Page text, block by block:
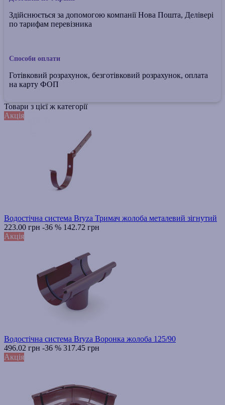
Здійснюється за допомогою компанії Нова Пошта, Делівері
по тарифам перевізника
Способи оплати
Готівковий розрахунок, безготівковий розрахунок, оплата
на карту ФОП
Товари з цієї ж категорії
Акція
Водостічна система Bryza Тримач жолоба металевий зігнутий
223.00 грн -36 % 142.72 грн
Акція
Водостічна система Bryza Воронка жолоба 125/90
496.02 грн -36 % 317.45 грн
Акція